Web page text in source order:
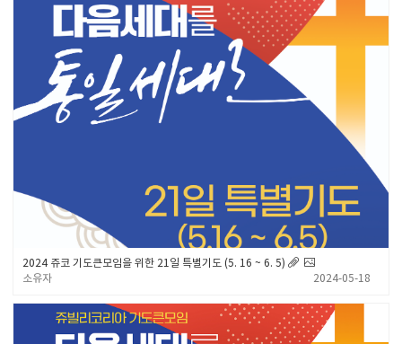
2024 쥬코 기도큰모임을 위한 21일 특별기도 (5. 16 ~ 6. 5)
소유자
2024-05-18